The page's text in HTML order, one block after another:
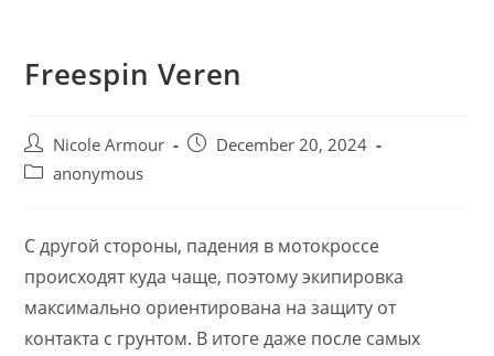
Freespin Veren
Nicole Armour
December 20, 2024
anonymous
С другой стороны, падения в мотокроссе
происходят куда чаще, поэтому экипировка
максимально ориентирована на защиту от
контакта с грунтом. В итоге даже после самых